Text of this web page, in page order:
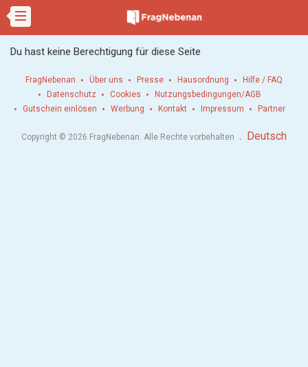
Du hast keine Berechtigung für diese Seite
FragNebenan Über uns Presse Hausordnung
Hilfe / FAQ
Datenschutz
Cookies
Nutzungsbedingungen/AGB
Gutschein einlösen
Werbung Kontakt Impressum Partner
Copyright © 2026 FragNebenan. Alle Rechte vorbehalten . Deutsch